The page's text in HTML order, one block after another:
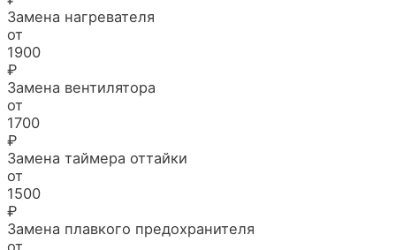
Замена нагревателя
от
1900
₽
Замена вентилятора
от
1700
₽
Замена таймера оттайки
от
1500
₽
Замена плавкого предохранителя